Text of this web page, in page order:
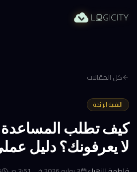
كل المقالات
التقنية الرائجة
كيف تطلب
لا يعرفونك؟ دليل